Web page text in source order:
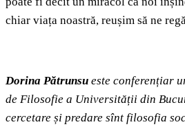
chiar viața noastră, reușim să ne
Dorina Pătrunsu este conferențiar
de Filosofie a Universității din
cercetare și predare sînt filosofia